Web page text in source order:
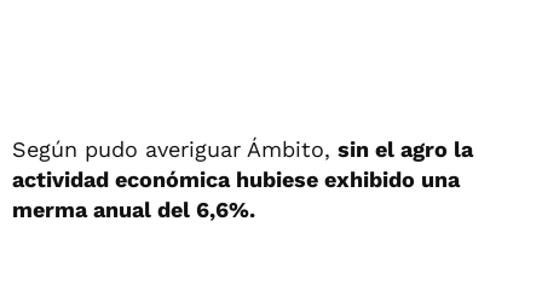
Según pudo averiguar Ámbito, sin el agro la
actividad económica hubiese exhibido una
merma anual del 6,6%.